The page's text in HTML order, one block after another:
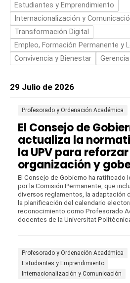
Estudiantes y Emprendimiento
Internacionalización y
Transformación Digital
Empleo, Formación Permanente y
Convivencia y Bienestar
Gerencia
29 Julio de 2026
Profesorado y Ordenación Académica
El Consejo de
actualiza la
la UPV para
organización y
El Consejo de Gobierno ha ratificado
por la Comisión Permanente, que
diversos reglamentos, la adaptación
la planificación del calendario
reconocimiento como Profesorado
docentes de la Universitat
Profesorado y Ordenación Académica
Estudiantes y Emprendimiento
Internacionalización y Comunicación